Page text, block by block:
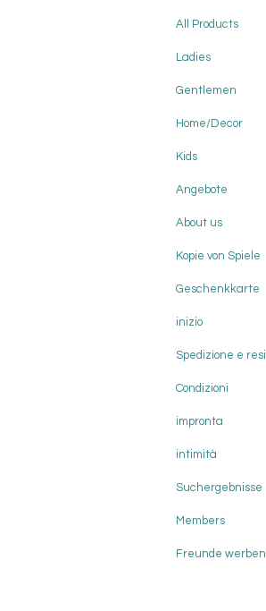
All Products
Ladies
Gentlemen
Home/Decor
Kids
Angebote
About us
Kopie von Spiele
Geschenkkarte
inizio
Spedizione e resi
Condizioni
impronta
intimità
Suchergebnisse
Members
Freunde werben